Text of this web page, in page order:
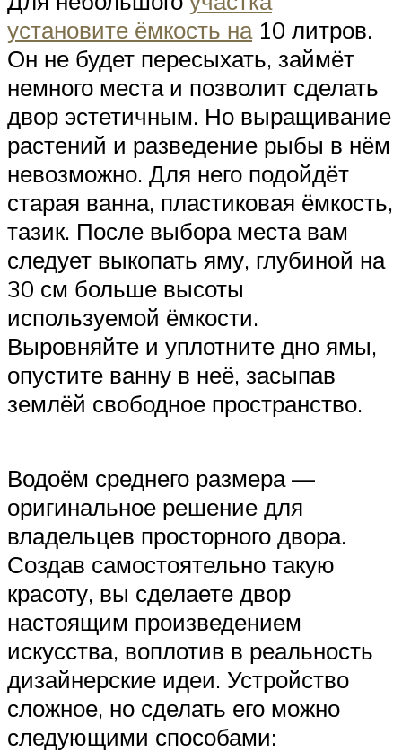
установите ёмкость на10 литров.
Он не будет пересыхать, займёт
немного места и позволит сделать
двор эстетичным. Но выращивание
растений и разведение рыбы в нём
невозможно. Для него подойдёт
старая ванна, пластиковая ёмкость,
тазик. После выбора места вам
следует выкопать яму, глубиной на
30 см больше высоты
используемой ёмкости.
Выровняйте и уплотните дно ямы,
опустите ванну в неё, засыпав
землёй свободное пространство.
Водоём среднего размера —
оригинальное решение для
владельцев просторного двора.
Создав самостоятельно такую
красоту, вы сделаете двор
настоящим произведением
искусства, воплотив в реальность
дизайнерские идеи. Устройство
сложное, но сделать его можно
следующими способами: